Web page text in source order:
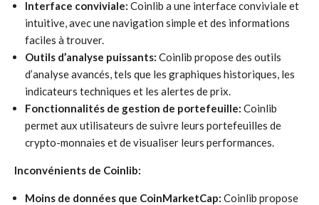
Interface conviviale: Coinlib a une interface conviviale et
intuitive, avec une navigation simple et des informations
faciles à trouver.
Outils d’analyse puissants: Coinlib propose des outils
d’analyse avancés, tels que les graphiques historiques, les
indicateurs techniques et les alertes de prix.
Fonctionnalités de gestion de portefeuille: Coinlib
permet aux utilisateurs de suivre leurs portefeuilles de
crypto-monnaies et de visualiser leurs performances.
Inconvénients de Coinlib:
Moins de données que CoinMarketCap: Coinlib propose